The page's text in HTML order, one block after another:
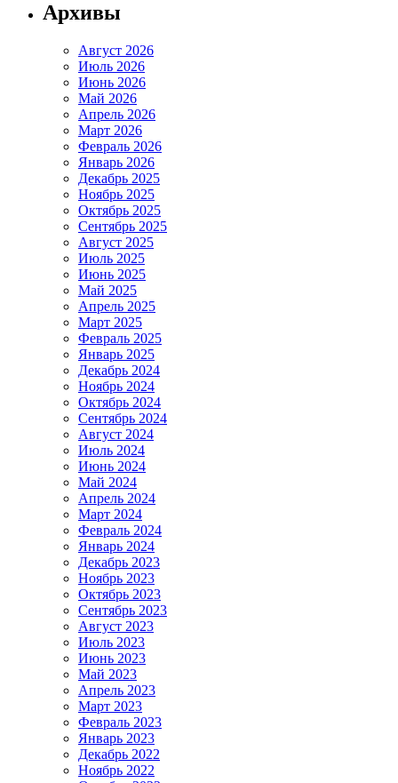
Архивы
Август 2026
Июль 2026
Июнь 2026
Май 2026
Апрель 2026
Март 2026
Февраль 2026
Январь 2026
Декабрь 2025
Ноябрь 2025
Октябрь 2025
Сентябрь 2025
Август 2025
Июль 2025
Июнь 2025
Май 2025
Апрель 2025
Март 2025
Февраль 2025
Январь 2025
Декабрь 2024
Ноябрь 2024
Октябрь 2024
Сентябрь 2024
Август 2024
Июль 2024
Июнь 2024
Май 2024
Апрель 2024
Март 2024
Февраль 2024
Январь 2024
Декабрь 2023
Ноябрь 2023
Октябрь 2023
Сентябрь 2023
Август 2023
Июль 2023
Июнь 2023
Май 2023
Апрель 2023
Март 2023
Февраль 2023
Январь 2023
Декабрь 2022
Ноябрь 2022